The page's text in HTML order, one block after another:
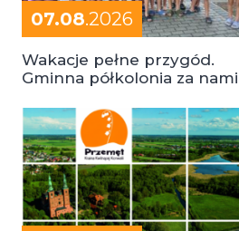
07.08.2026
Wakacje pełne przygód.
Gminna półkolonia za nami